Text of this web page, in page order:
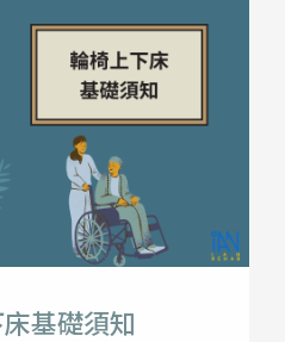
基礎須知